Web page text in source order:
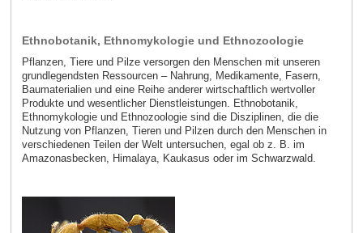
Ethnobotanik, Ethnomykologie und Ethnozoologie
Pflanzen, Tiere und Pilze versorgen den Menschen mit unseren
grundlegendsten Ressourcen – Nahrung, Medikamente, Fasern,
Baumaterialien und eine Reihe anderer wirtschaftlich wertvoller
Produkte und wesentlicher Dienstleistungen. Ethnobotanik,
Ethnomykologie und Ethnozoologie sind die Disziplinen, die die
Nutzung von Pflanzen, Tieren und Pilzen durch den Menschen in
verschiedenen Teilen der Welt untersuchen, egal ob z. B. im
Amazonasbecken, Himalaya, Kaukasus oder im Schwarzwald.